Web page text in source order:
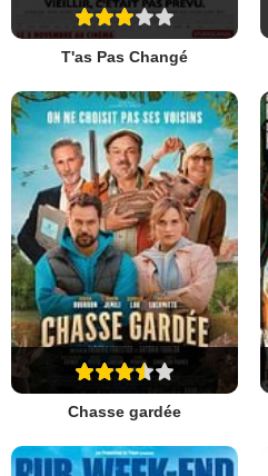
T'as Pas Changé
Chasse gardée